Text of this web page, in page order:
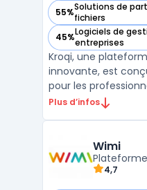
55%Solutions de
fichiers
— voir Kroqi dans
45%Logiciels de
entreprises
— voir Kroqi dans
Kroqi, une
innovante, est
pour les
Elle intègre un
en temps réel.
telles que la
Plus d’infos
Wimi
4,7